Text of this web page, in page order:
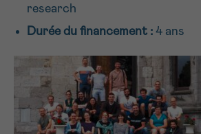
research
Durée du financement : 4 ans
E-MAIL
VOTRE QUESTION